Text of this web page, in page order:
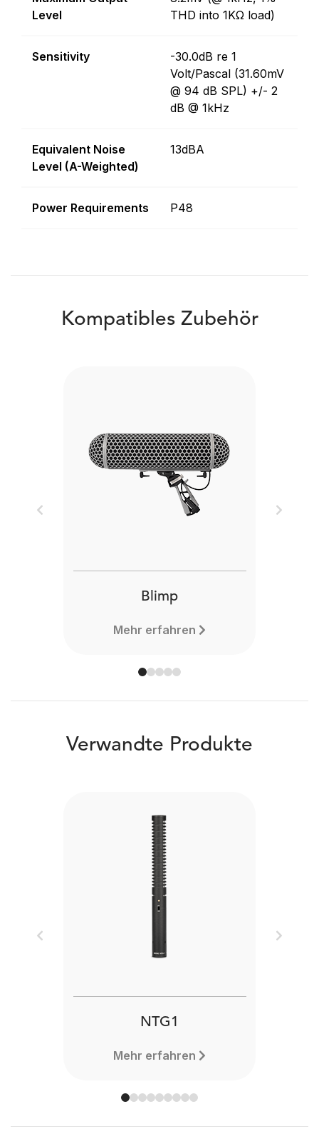
Level
THD into 1KΩ load)
Sensitivity
-30.0dB re 1
Volt/Pascal (31.60mV
@ 94 dB SPL) +/- 2
dB @ 1kHz
Equivalent Noise
Level (A-Weighted)
13dBA
Power Requirements P48
Kompatibles Zubehör
Blimp
Mehr erfahren
Previous Next
Verwandte Produkte
NTG1
Mehr erfahren
Previous Next